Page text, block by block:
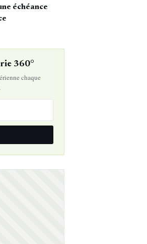
échéance
360°
chaque